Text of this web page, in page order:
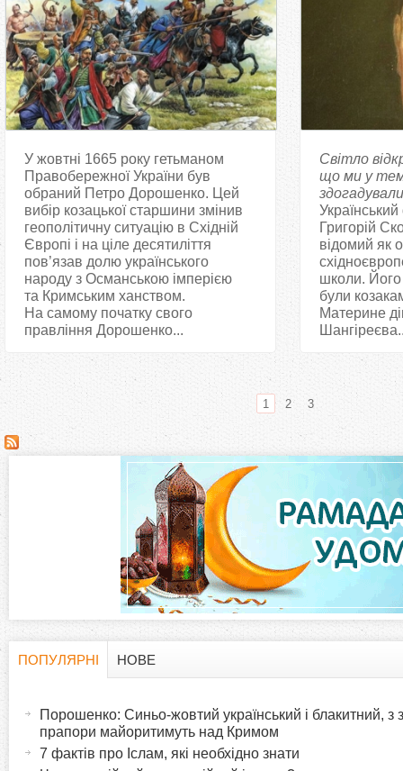
У жовтні 1665 року гетьманом
Правобережної України був
обраний Петро Дорошенко. Цей
вибір козацької старшини змінив
геополітичну ситуацію в Східній
Європі і на ціле десятиліття
пов’язав долю українського
народу з Османською імперією
та Кримським ханством.
На самому початку свого
правління Дорошенко...
Світло
що ми у
Григорій
відомий як
школи. Його
були
Материне
С
1 2 3
ПОПУЛЯРНІ
НОВЕ
Порошенко: Синьо-жовтий український і блакитний, з
прапори майоритимуть над Кримом
7 фактів про Іслам, які необхідно знати